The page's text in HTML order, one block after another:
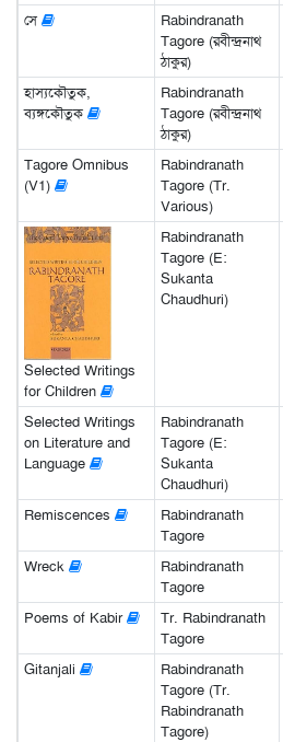
সে
Rabindranath
Tagore (রবীন্দ্রনাথ
ঠাকুর)
হাস্যকৌতুক,
ব্যঙ্গকৌতুক
Rabindranath
Tagore (রবীন্দ্রনাথ
ঠাকুর)
Tagore Omnibus
(V1)
Rabindranath
Tagore (Tr.
Various)
Selected Writings
for Children
Rabindranath
Tagore (E:
Sukanta
Chaudhuri)
Selected Writings
on Literature and
Language
Rabindranath
Tagore (E:
Sukanta
Chaudhuri)
Remiscences
Rabindranath
Tagore
Wreck
Rabindranath
Tagore
Poems of Kabir
Tr. Rabindranath
Tagore
Gitanjali
Rabindranath
Tagore (Tr.
Rabindranath
Tagore)